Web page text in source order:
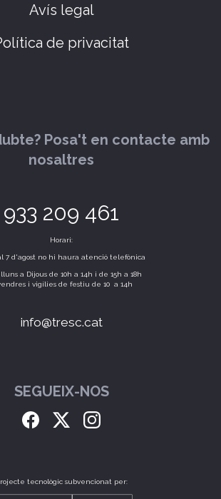
Avís legal
de privacitat
Posa't en contacte amb
nosaltres
933 209 461
Horari:
7 d'agost no hi haura atenció telefònica
a Dijous de 10h a 14h i de 15h a 18h
i vigílies de festiu de 10 a 14h
info@tresc.cat
SEGUEIX-NOS
tecnològic subvencionat per: